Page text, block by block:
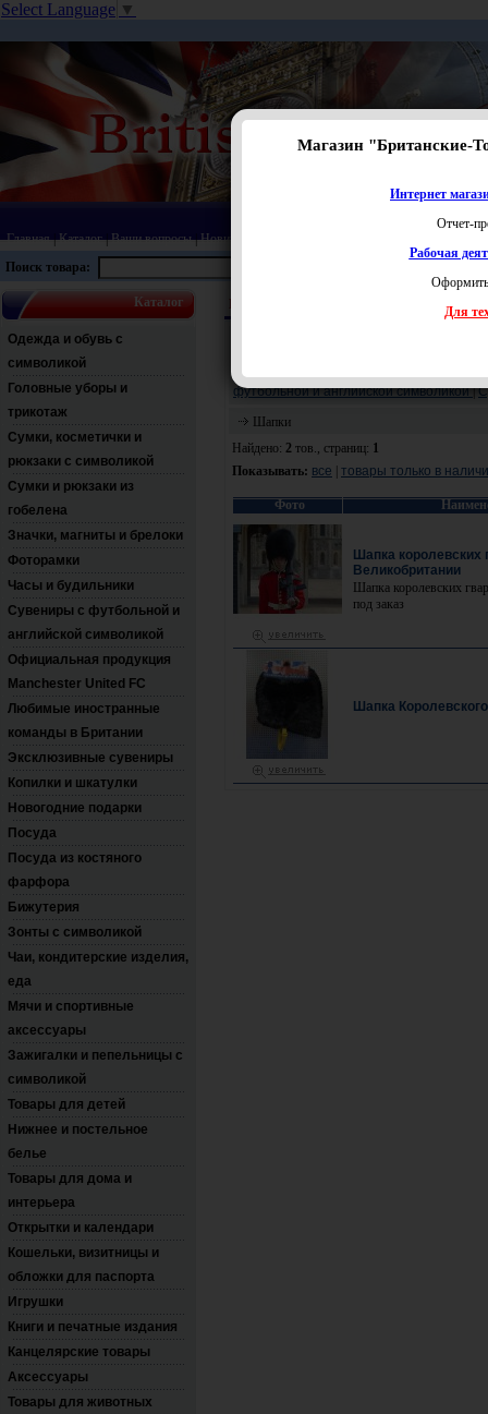
Select Language ▼
Главная|Каталог|Ваши вопросы|Новинки
Поиск товара:
Каталог
Одежда и обувь с
символикой
Головные уборы и
трикотаж
Сумки, косметички и
рюкзаки с символикой
Сумки и рюкзаки из
гобелена
Значки, магниты и брелоки
Фоторамки
Часы и будильники
Сувениры с футбольной и
английской символикой
Официальная продукция
Manchester United FC
Любимые иностранные
команды в Британии
Эксклюзивные сувениры
Копилки и шкатулки
Новогодние подарки
Посуда
Посуда из костяного
фарфора
Бижутерия
Зонты с символикой
Чаи, кондитерские изделия,
еда
Мячи и спортивные
аксессуары
Зажигалки и пепельницы с
символикой
Товары для детей
Нижнее и постельное
белье
Товары для дома и
интерьера
Открытки и календари
Кошельки, визитницы и
обложки для паспорта
Игрушки
Книги и печатные издания
Канцелярские товары
Аксессуары
Товары для животных
Головные уборы и
шкатулки|Одежда и обувь с символикой
футбольной и английской символикой|
Шапки
Найдено: 2 тов., страниц: 1
Показывать: все товары только в
Фото
Шапка королевских
Великобритании
Шапка королевских
под заказ
Шапка
Магазин "Британские-
Интернет
Отчет-
Рабочая
Для